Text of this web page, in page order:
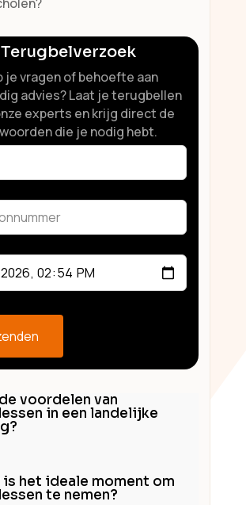
Terugbelverzoek
je vragen of behoefte aan
advies? Laat je terugbellen
experts en krijg direct de
die je nodig hebt.
voordelen van
in een landelijke
is het ideale moment om
te nemen?